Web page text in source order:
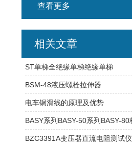
查看更多
相关文章
ST单梯全绝缘单梯绝缘单梯
BSM-48液压螺栓拉伸器
电车铜滑线的原理及优势
BZC3391A变压器直流电阻测试仪